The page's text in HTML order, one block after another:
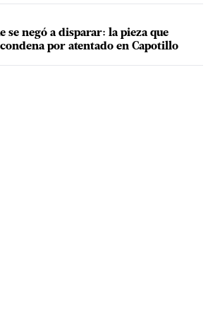
se negó a disparar: la pieza que
por atentado en Capotillo